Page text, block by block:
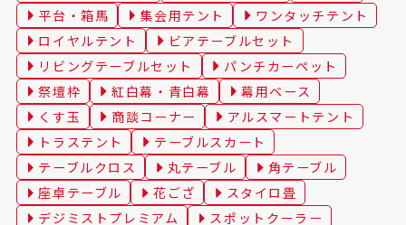
平台・箱馬
集会用テント
ワンタッチテント
ロイヤルテント
ビアテーブルセット
リビングテーブルセット
パンチカーペット
祭壇枠
紅白幕・青白幕
幕用ベース
くす玉
商談コーナー
アルスマートテント
トラステント
テーブルスカート
テーブルクロス
丸テーブル
角テーブル
座卓テーブル
花ござ
スタイロ畳
デジミストプレミアム
スポットクーラー